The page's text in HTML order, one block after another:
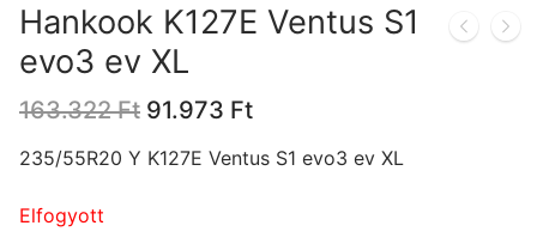
Hankook K127E Ventus S1
evo3 ev XL
163.322Ft Original
was:
91.973 FtCurrent
is:
235/55R20 Y K127E Ventus S1 evo3 ev XL
Elfogyott